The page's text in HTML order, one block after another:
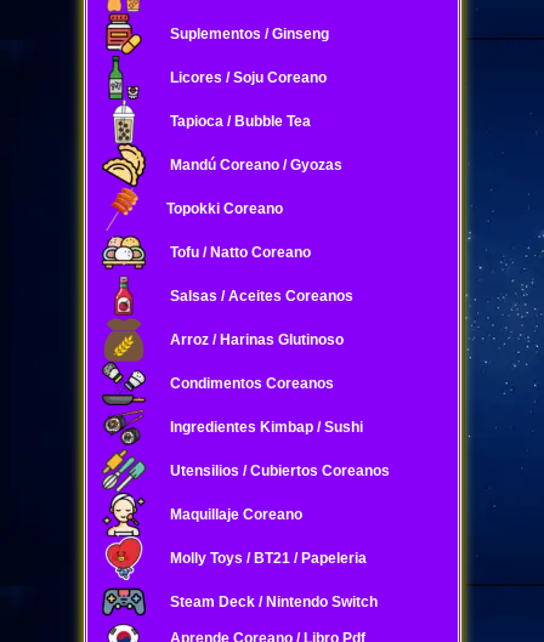
Suplementos / Ginseng
Licores / Soju Coreano
Tapioca / Bubble Tea
Mandú Coreano / Gyozas
Topokki Coreano
Tofu / Natto Coreano
Salsas / Aceites Coreanos
Arroz / Harinas Glutinoso
Condimentos Coreanos
Ingredientes Kimbap / Sushi
Utensilios / Cubiertos Coreanos
Maquillaje Coreano
Molly Toys / BT21 / Papeleria
Steam Deck / Nintendo Switch
Aprende Coreano / Libro Pdf